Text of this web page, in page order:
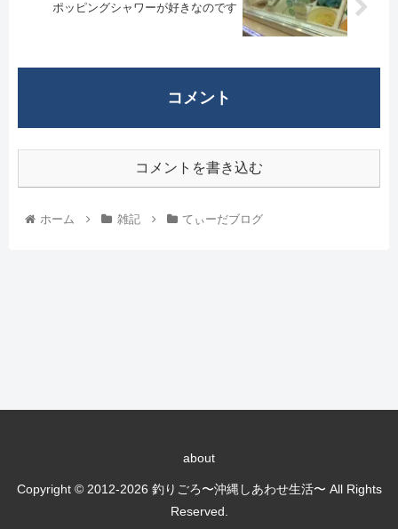
ポッピングシャワーが好きなのです
コメント
コメントを書き込む
ホーム 雑記 てぃーだブログ
about
Copyright © 2012-2026 釣りごろ〜沖縄しあわせ生活〜 All Rights
Reserved.